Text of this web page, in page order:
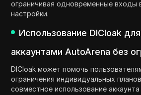
ограничивая одновременные входы
настройки.
Использование DICloak
аккаунтами AutoArena без
DICloak может помочь
ограничения индивидуальных
совместное использование